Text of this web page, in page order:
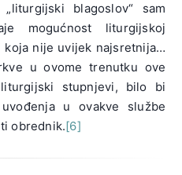
blagoslov“ sam
mogućnost liturgijskoj
koja nije uvijek najsretnija…
u ovome trenutku ove
stupnjevi, bilo bi
u ovakve službe
obrednik.[6]